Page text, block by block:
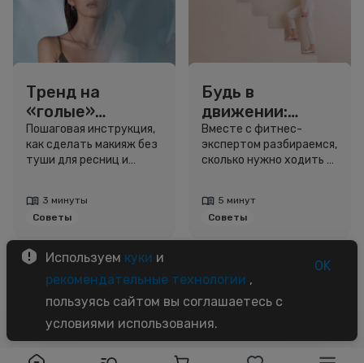
Тренд на
«голые»
ресницы: как
выглядеть
свежо, не
Пошаговая инструкция,
как сделать макияж без
туши для ресниц и
3 минуты
Советы
Будь в
движении:
сколько нужно
шагов для
красоты и
Вместе с фитнес-
экспертом разбираемся,
сколько нужно ходить и
5 минут
Советы
Используем куки и
рекомендательные технологии ,
пользуясь сайтом вы соглашаетесь с
условиями использования.
OK